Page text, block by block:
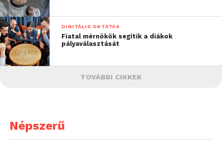
DIGITÁLIS OKTATÁS
Fiatal mérnökök segítik a diákok
pályaválasztását
TOVÁBBI CIKKEK
Népszerű